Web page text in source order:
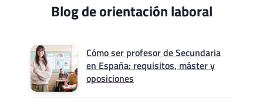
Blog de orientación laboral
Cómo ser profesor de Secundaria
en España: requisitos, máster y
oposiciones